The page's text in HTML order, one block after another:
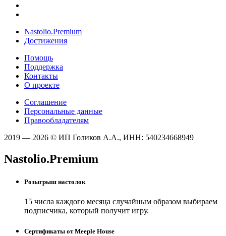
Nastolio.Premium
Достижения
Помощь
Поддержка
Контакты
О проекте
Соглашение
Персональные данные
Правообладателям
2019 — 2026 © ИП Голиков А.А., ИНН: 540234668949
Nastolio.Premium
Розыгрыш настолок
15 числа каждого месяца случайным образом выбираем
подписчика, который получит игру.
Сертификаты от Meeple House